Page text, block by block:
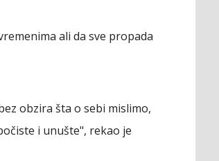
ali da sve propada
obzira šta o sebi mislimo,
i unušte", rekao je